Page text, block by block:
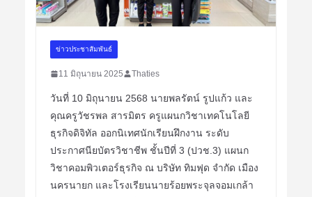
ข่าวประชาสัมพันธ์
11 มิถุนายน 2025 Thaties
วันที่ 10 มิถุนายน 2568 นายพลรัตน์ รูปแก้ว และ
คุณครูวัชรพล สารมิตร ครูแผนกวิชาเทคโนโลยี
ธุรกิจดิจิทัล ออกนิเทศนักเรียนฝึกงาน ระดับ
ประกาศนียบัตรวิชาชีพ ชั้นปีที่ 3 (ปวช.3) แผนก
วิชาคอมพิวเตอร์ธุรกิจ ณ บริษัท ทิมฟุด จำกัด เมือง
นครนายก และโรงเรียนนายร้อยพระจุลจอมเกล้า